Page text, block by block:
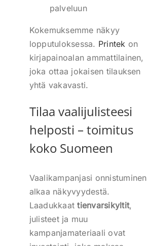
palveluun
Kokemuksemme näkyy
lopputuloksessa. Printek on
kirjapainoalan ammattilainen,
joka ottaa jokaisen tilauksen
yhtä vakavasti.
Tilaa vaalijulisteesi
helposti – toimitus
koko Suomeen
Vaalikampanjasi onnistuminen
alkaa näkyvyydestä.
Laadukkaattienvarsikyltit,
julisteet ja muu
kampanjamateriaali ovat